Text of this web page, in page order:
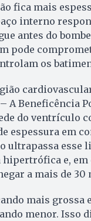
fica mais
interno
antes do
pode
os
A Beneficência
do ventrículo
espessura em
ultrapassa esse
hipertrófica e, em
a mais de
mais grossa
menor. Isso